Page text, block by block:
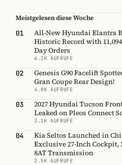
Meistgelesen diese Woche
01
All-New Hyundai Elantra
Historic Record with
Day Orders
6.2K AUFRUFE
02
Genesis G90 Facelift
Gran Coupe Rear Design!
4.8K AUFRUFE
03
2027 Hyundai Tucson
Leaked on Pleos Connect
3.1K AUFRUFE
04
Kia Seltos Launched in
Exclusive 27-Inch Cockpit,
8AT Transmission
2.5K AUFRUFE